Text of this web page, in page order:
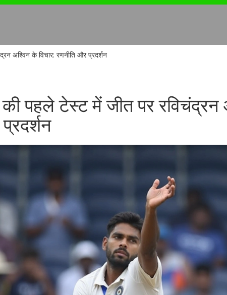
अश्विन के विचार: रणनीति और प्रदर्शन
की पहले टेस्ट में जीत पर रविचंद्रन